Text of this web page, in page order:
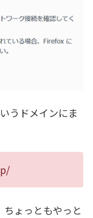
うドメインにま
ょっともやっと